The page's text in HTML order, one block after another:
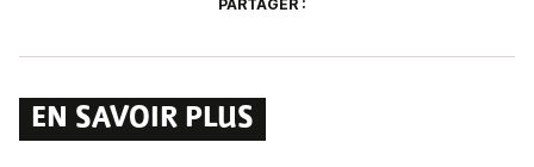
PARTAGER :
EN SAVOIR PLUS